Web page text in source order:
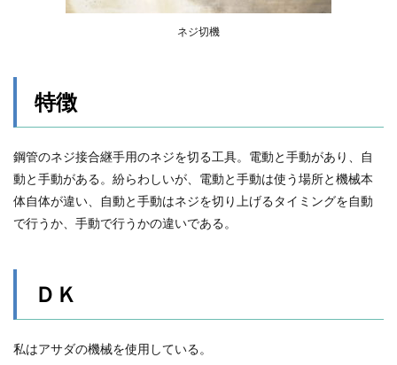
ネジ切機
特徴
鋼管のネジ接合継手用のネジを切る工具。電動と手動があり、自
動と手動がある。紛らわしいが、電動と手動は使う場所と機械本
体自体が違い、自動と手動はネジを切り上げるタイミングを自動
で行うか、手動で行うかの違いである。
ＤＫ
私はアサダの機械を使用している。